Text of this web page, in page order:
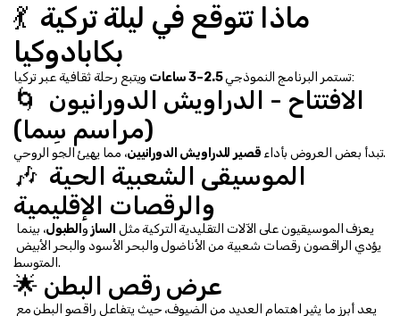
💃 ماذا تتوقع في ليلة تركية
بكابادوكيا
تستمر البرنامج النموذجي 2.5–3 ساعات ويتبع رحلة ثقافية عبر تركيا:
🌀 الافتتاح - الدراويش الدورانيون
(مراسم سِما)
تبدأ بعض العروض بأداء قصير للدراويش الدورانيين ، مما يهيئ الجو الروحي.
🎶 الموسيقى الشعبية الحية
والرقصات الإقليمية
يعزف الموسيقيون على الآلات التقليدية التركية مثل الساز والطبول
المتوسط.
🌟 عرض رقص البطن